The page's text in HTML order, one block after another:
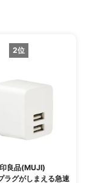
2位
良品(MUJI)
ラグがしまえる急速